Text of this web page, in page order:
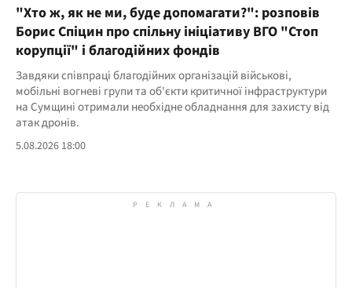
"Хто ж, як не ми, буде допомагати?": розповів
Борис Спіцин про спільну ініціативу ВГО "Стоп
корупції" і благодійних фондів
Завдяки співпраці благодійних організацій військові,
мобільні вогневі групи та об'єкти критичної інфраструктури
на Сумщині отримали необхідне обладнання для захисту від
атак дронів.
5.08.2026 18:00